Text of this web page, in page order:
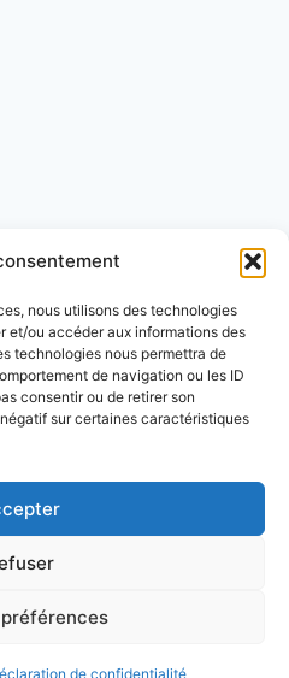
nous utilisons des technologies
et/ou accéder aux informations des
technologies nous permettra de
de navigation ou les ID
consentir ou de retirer son
sur certaines caractéristiques
de confidentialité
d'utilisation
de vente
retrogaming.fr